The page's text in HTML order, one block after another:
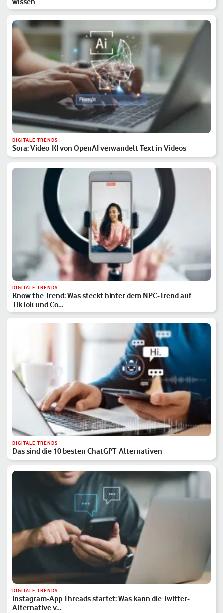
DIGITALE TRENDS
Sora: Video-KI von OpenAI verwandelt Text in Videos
DIGITALE TRENDS
Know the Trend: Was steckt hinter dem NPC-Trend auf
TikTok und Co…
DIGITALE TRENDS
Das sind die 10 besten ChatGPT-Alternativen
DIGITALE TRENDS
Instagram-App Threads startet: Was kann die Twitter-
Alternative v…